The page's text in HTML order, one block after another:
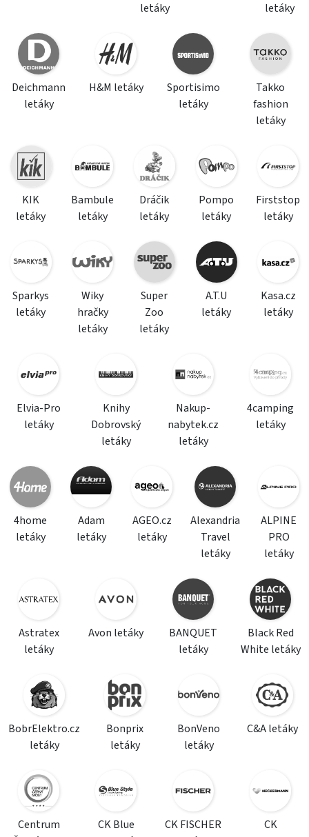
letáky
letáky
Deichmann
letáky
H&M letáky
Sportisimo
letáky
Takko
fashion
letáky
KIK
letáky
Bambule
letáky
Dráčik
letáky
Pompo
letáky
Firststop
letáky
Sparkys
letáky
Wiky
hračky
letáky
Super
Zoo
letáky
A.T.U
letáky
Kasa.cz
letáky
Elvia-Pro
letáky
Knihy
Dobrovský
letáky
Nakup-
nabytek.cz
letáky
4camping
letáky
4home
letáky
Adam
letáky
AGEO.cz
letáky
Alexandria
Travel
letáky
ALPINE
PRO
letáky
Astratex
letáky
Avon letáky
BANQUET
letáky
Black Red
White letáky
BobrElektro.cz
letáky
Bonprix
letáky
BonVeno
letáky
C&A letáky
Centrum
CK Blue
CK FISCHER
CK